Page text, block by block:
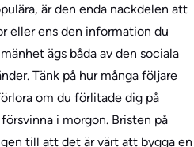
är den enda nackdelen att
eller ens den information du
ägs båda av den sociala
Tänk på hur många följare
om du förlitade dig på
i morgon. Bristen på
till att det är värt att bygga en